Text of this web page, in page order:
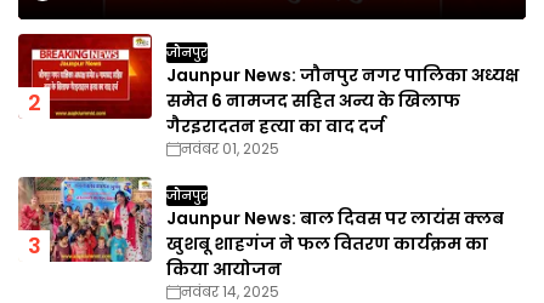
जौनपुर
Jaunpur News: जौनपुर नगर पालिका अध्यक्ष
समेत 6 नामजद सहित अन्य के खिलाफ
गैरइरादतन हत्या का वाद दर्ज
नवंबर 01, 2025
जौनपुर
Jaunpur News: बाल दिवस पर लायंस क्लब
खुशबू शाहगंज ने फल वितरण कार्यक्रम का
किया आयोजन
नवंबर 14, 2025